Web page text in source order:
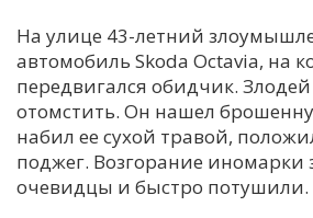
Е
И
На улице 43-летний
автомобиль Skoda Octavia, на
передвигался обидчик.
отомстить. Он нашел
набил ее сухой травой,
поджег. Возгорание иномарки
очевидцы и быстро потушили.